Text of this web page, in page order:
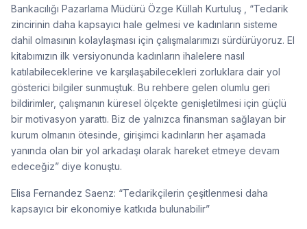
Bankacılığı Pazarlama Müdürü Özge Küllah Kurtuluş , “Tedarik
zincirinin daha kapsayıcı hale gelmesi ve kadınların sisteme
dahil olmasının kolaylaşması için çalışmalarımızı sürdürüyoruz. El
kitabımızın ilk versiyonunda kadınların ihalelere nasıl
katılabileceklerine ve karşılaşabilecekleri zorluklara dair yol
gösterici bilgiler sunmuştuk. Bu rehbere gelen olumlu geri
bildirimler, çalışmanın küresel ölçekte genişletilmesi için güçlü
bir motivasyon yarattı. Biz de yalnızca finansman sağlayan bir
kurum olmanın ötesinde, girişimci kadınların her aşamada
yanında olan bir yol arkadaşı olarak hareket etmeye devam
edeceğiz” diye konuştu.
Elisa Fernandez Saenz: “Tedarikçilerin çeşitlenmesi daha
kapsayıcı bir ekonomiye katkıda bulunabilir”